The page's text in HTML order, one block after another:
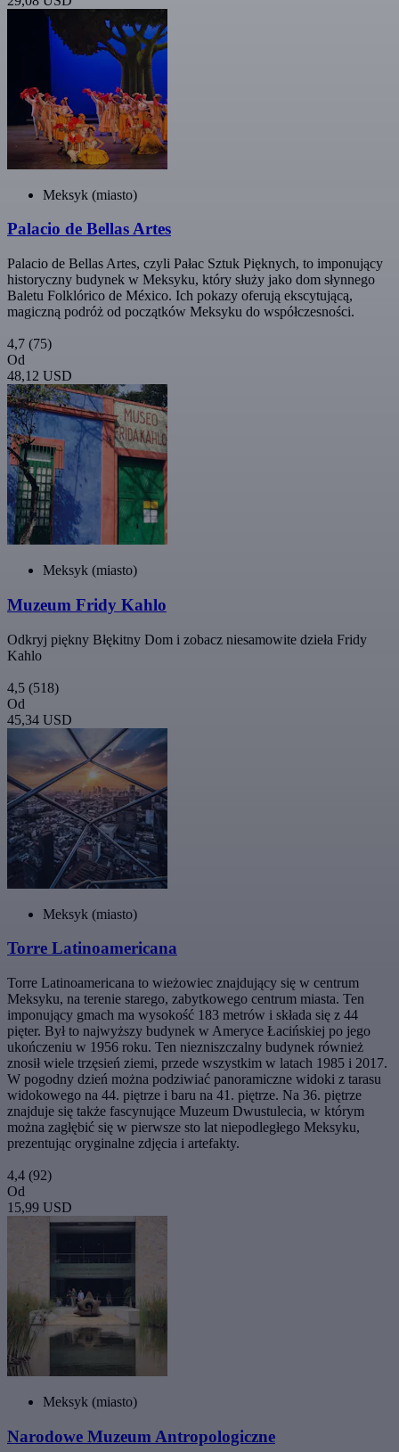
Meksyk (miasto)
Palacio de Bellas Artes
Palacio de Bellas Artes, czyli Pałac Sztuk Pięknych, to imponujący
historyczny budynek w Meksyku, który służy jako dom słynnego
Baletu Folklórico de México. Ich pokazy oferują ekscytującą,
magiczną podróż od początków Meksyku do współczesności.
4,7 (75)
Od
48,12 USD
Meksyk (miasto)
Muzeum Fridy Kahlo
Odkryj piękny Błękitny Dom i zobacz niesamowite dzieła Fridy
Kahlo
4,5 (518)
Od
45,34 USD
Meksyk (miasto)
Torre Latinoamericana
Torre Latinoamericana to wieżowiec znajdujący się w centrum
Meksyku, na terenie starego, zabytkowego centrum miasta. Ten
imponujący gmach ma wysokość 183 metrów i składa się z 44
pięter. Był to najwyższy budynek w Ameryce Łacińskiej po jego
ukończeniu w 1956 roku. Ten niezniszczalny budynek również
znosił wiele trzęsień ziemi, przede wszystkim w latach 1985 i 2017.
W pogodny dzień można podziwiać panoramiczne widoki z tarasu
widokowego na 44. piętrze i baru na 41. piętrze. Na 36. piętrze
znajduje się także fascynujące Muzeum Dwustulecia, w którym
można zagłębić się w pierwsze sto lat niepodległego Meksyku,
prezentując oryginalne zdjęcia i artefakty.
4,4 (92)
Od
15,99 USD
Meksyk (miasto)
Narodowe Muzeum Antropologiczne